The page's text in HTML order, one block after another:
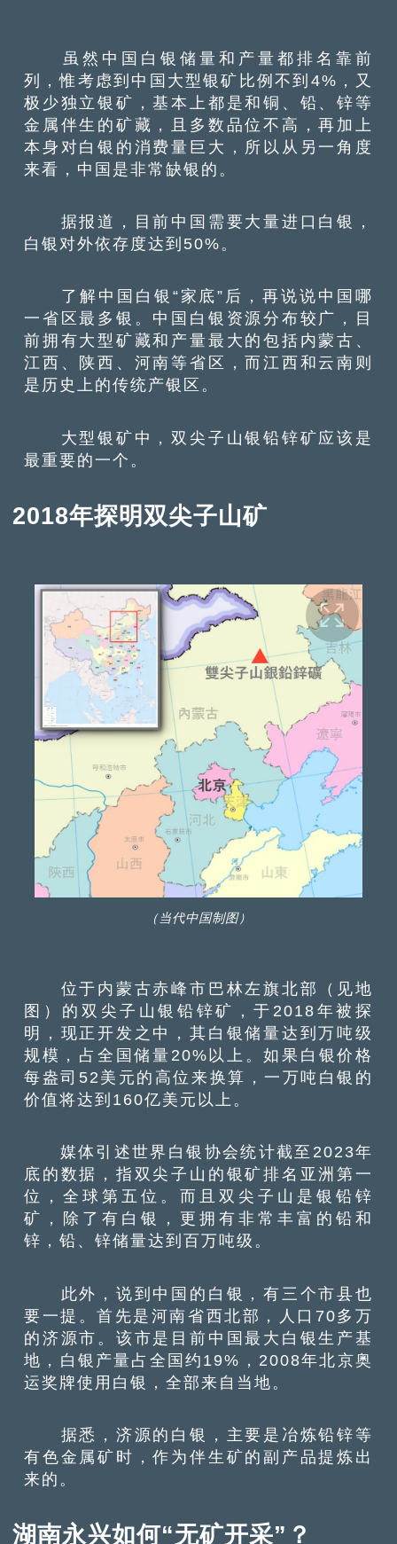
虽然中国白银储量和产量都排名靠前
列，惟考虑到中国大型银矿比例不到4%，又
极少独立银矿，基本上都是和铜、铅、锌等
金属伴生的矿藏，且多数品位不高，再加上
本身对白银的消费量巨大，所以从另一角度
来看，中国是非常缺银的。
据报道，目前中国需要大量进口白银，
白银对外依存度达到50%。
了解中国白银“家底”后，再说说中国哪
一省区最多银。中国白银资源分布较广，目
前拥有大型矿藏和产量最大的包括内蒙古、
江西、陕西、河南等省区，而江西和云南则
是历史上的传统产银区。
大型银矿中，双尖子山银铅锌矿应该是
最重要的一个。
2018年探明双尖子山矿
（当代中国制图）
位于内蒙古赤峰市巴林左旗北部（见地
图）的双尖子山银铅锌矿，于2018年被探
明，现正开发之中，其白银储量达到万吨级
规模，占全国储量20%以上。如果白银价格
每盎司52美元的高位来换算，一万吨白银的
价值将达到160亿美元以上。
媒体引述世界白银协会统计截至2023年
底的数据，指双尖子山的银矿排名亚洲第一
位，全球第五位。而且双尖子山是银铅锌
矿，除了有白银，更拥有非常丰富的铅和
锌，铅、锌储量达到百万吨级。
此外，说到中国的白银，有三个市县也
要一提。首先是河南省西北部，人口70多万
的济源市。该市是目前中国最大白银生产基
地，白银产量占全国约19%，2008年北京奥
运奖牌使用白银，全部来自当地。
据悉，济源的白银，主要是冶炼铅锌等
有色金属矿时，作为伴生矿的副产品提炼出
来的。
湖南永兴如何“无矿开采”？